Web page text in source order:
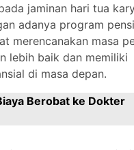
jaminan hari tua
adanya program
merencanakan masa
lebih baik dan memiliki
di masa depan.
Berobat ke Dokter